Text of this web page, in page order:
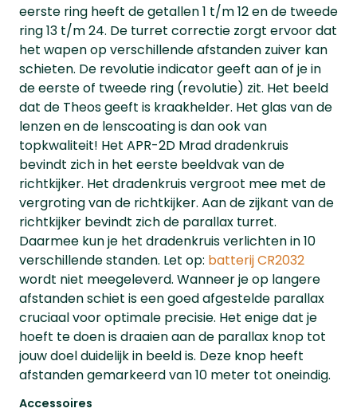
eerste ring heeft de getallen 1 t/m 12 en de tweede
ring 13 t/m 24. De turret correctie zorgt ervoor dat
het wapen op verschillende afstanden zuiver kan
schieten. De revolutie indicator geeft aan of je in
de eerste of tweede ring (revolutie) zit. Het beeld
dat de Theos geeft is kraakhelder. Het glas van de
lenzen en de lenscoating is dan ook van
topkwaliteit! Het APR-2D Mrad dradenkruis
bevindt zich in het eerste beeldvak van de
richtkijker. Het dradenkruis vergroot mee met de
vergroting van de richtkijker. Aan de zijkant van de
richtkijker bevindt zich de parallax turret.
Daarmee kun je het dradenkruis verlichten in 10
verschillende standen. Let op: batterij CR2032
wordt niet meegeleverd. Wanneer je op langere
afstanden schiet is een goed afgestelde parallax
cruciaal voor optimale precisie. Het enige dat je
hoeft te doen is draaien aan de parallax knop tot
jouw doel duidelijk in beeld is. Deze knop heeft
afstanden gemarkeerd van 10 meter tot oneindig.
Accessoires